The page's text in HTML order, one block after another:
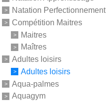
Natation Perfectionnement
Compétition Maitres
Maitres
Maîtres
Adultes loisirs
Adultes loisirs
Aqua-palmes
Aquagym